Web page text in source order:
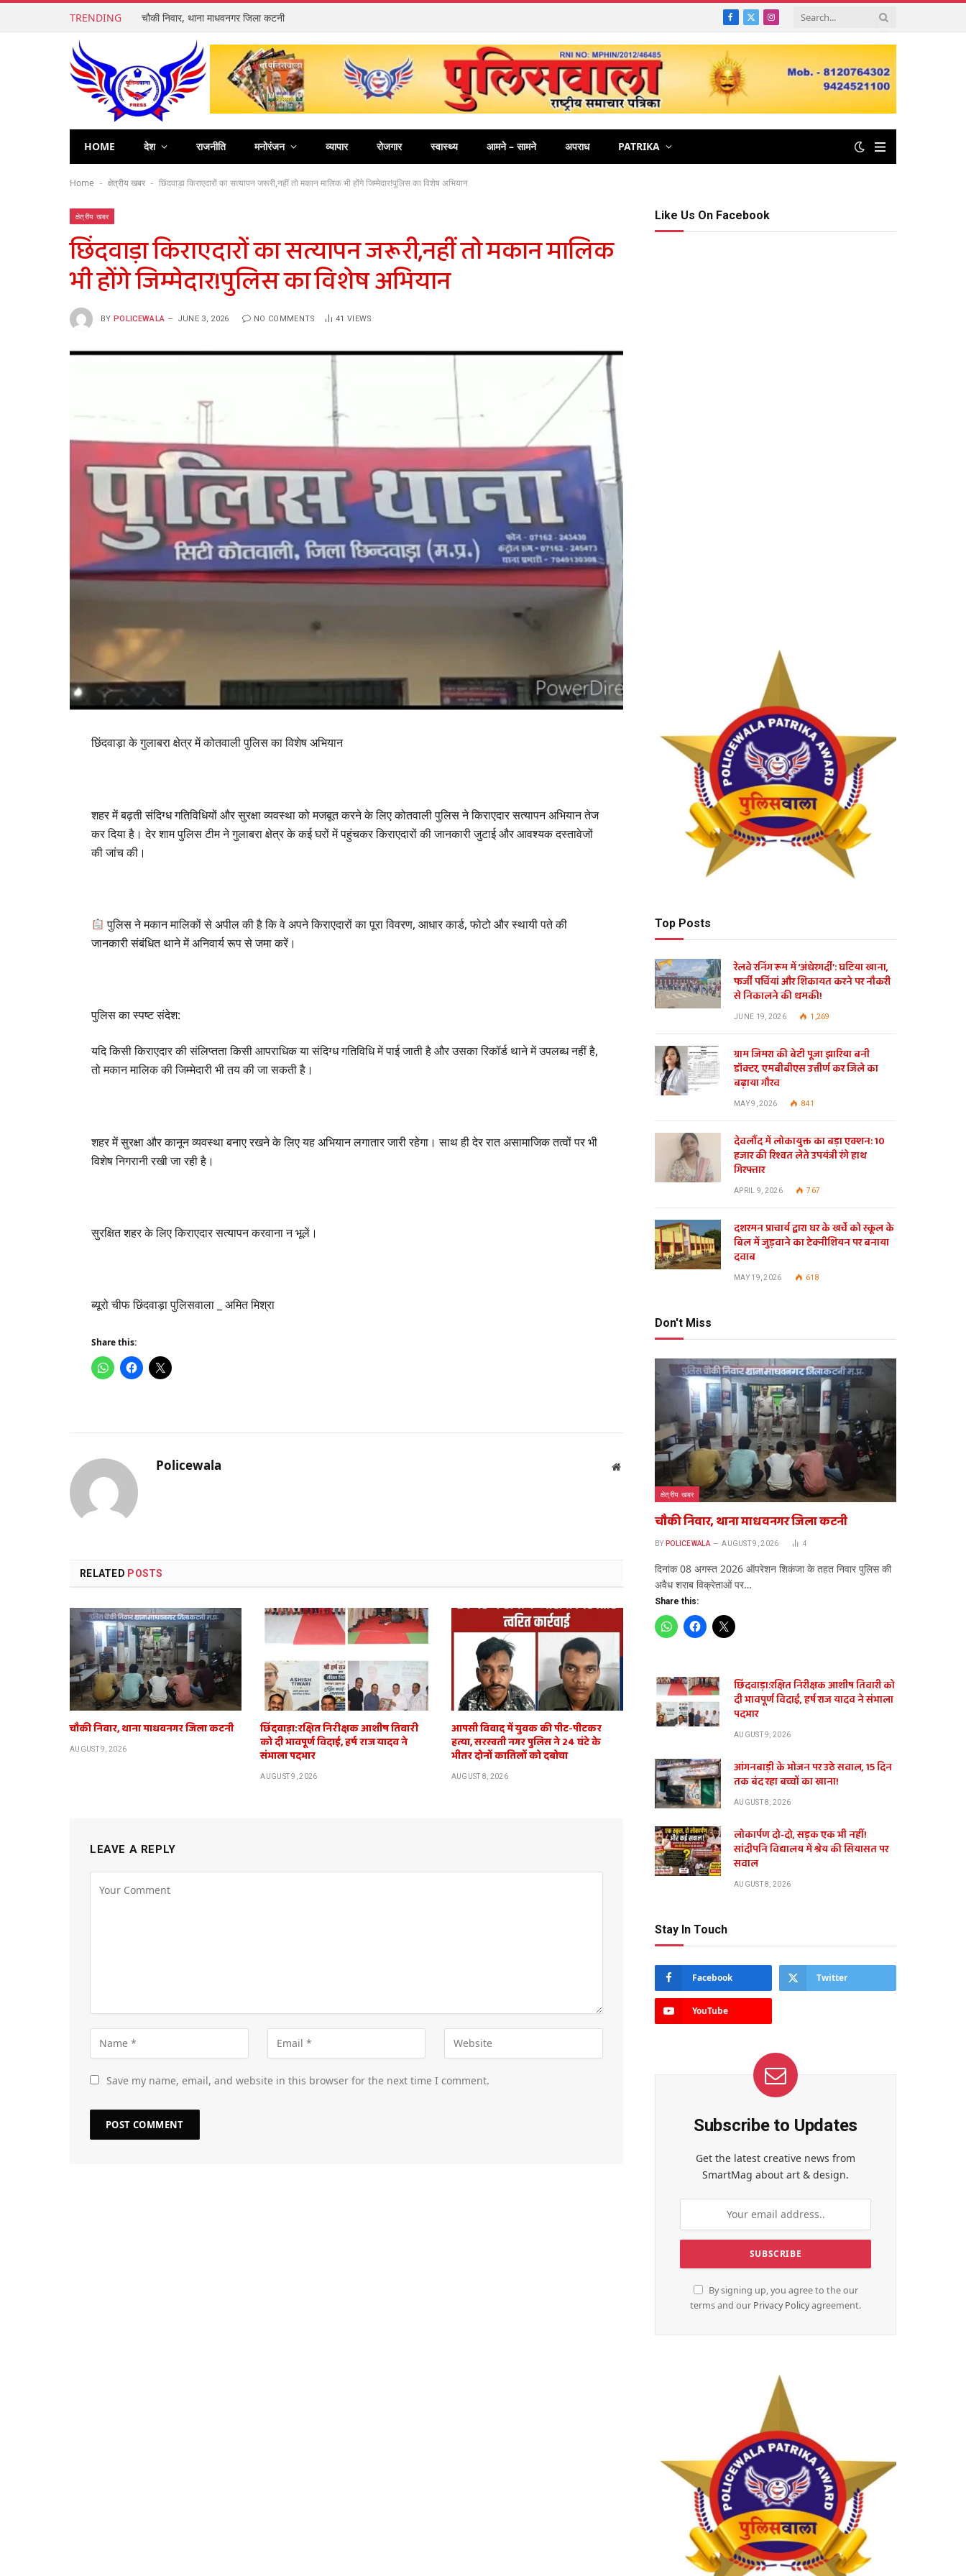
TRENDING चौकी निवार, थाना माधवनगर जिला कटनी Facebook
X
Instagram
HOME देश राजनीति मनोरंजन व्यापार रोजगार स्वास्थ्य आमने – सामने अपराध PATRIKA
Home - क्षेत्रीय खबर - छिंदवाड़ा किराएदारों का सत्यापन जरूरी,नहीं तो मकान मालिक भी होंगे जिम्मेदार!पुलिस का विशेष अभियान
क्षेत्रीय खबर
छिंदवाड़ा किराएदारों का सत्यापन जरूरी,नहीं तो मकान मालिक
भी होंगे जिम्मेदार!पुलिस का विशेष अभियान
BY POLICEWALA JUNE 3, 2026 NO COMMENTS 41 VIEWS
छिंदवाड़ा के गुलाबरा क्षेत्र में कोतवाली पुलिस का विशेष अभियान
शहर में बढ़ती संदिग्ध गतिविधियों और सुरक्षा व्यवस्था को मजबूत करने के लिए कोतवाली पुलिस ने किराएदार सत्यापन अभियान तेज
कर दिया है। देर शाम पुलिस टीम ने गुलाबरा क्षेत्र के कई घरों में पहुंचकर किराएदारों की जानकारी जुटाई और आवश्यक दस्तावेजों
की जांच की।
पुलिस ने मकान मालिकों से अपील की है कि वे अपने किराएदारों का पूरा विवरण, आधार कार्ड, फोटो और स्थायी पते की
जानकारी संबंधित थाने में अनिवार्य रूप से जमा करें।
पुलिस का स्पष्ट संदेश:
यदि किसी किराएदार की संलिप्तता किसी आपराधिक या संदिग्ध गतिविधि में पाई जाती है और उसका रिकॉर्ड थाने में उपलब्ध नहीं है,
तो मकान मालिक की जिम्मेदारी भी तय की जा सकती है।
शहर में सुरक्षा और कानून व्यवस्था बनाए रखने के लिए यह अभियान लगातार जारी रहेगा। साथ ही देर रात असामाजिक तत्वों पर भी
विशेष निगरानी रखी जा रही है।
सुरक्षित शहर के लिए किराएदार सत्यापन करवाना न भूलें।
ब्यूरो चीफ छिंदवाड़ा पुलिसवाला _ अमित मिश्रा
Share this:
Policewala Website
RELATED POSTS
चौकी निवार, थाना माधवनगर जिला कटनी
AUGUST 9, 2026
छिंदवाड़ा:रक्षित निरीक्षक आशीष तिवारी
को दी भावपूर्ण विदाई, हर्ष राज यादव ने
संभाला पदभार
AUGUST 9, 2026
आपसी विवाद में युवक की पीट-पीटकर
हत्या, सरस्वती नगर पुलिस ने 24 घंटे के
भीतर दोनों कातिलों को दबोचा
AUGUST 8, 2026
LEAVE A REPLY
Save my name, email, and website in this browser for the next time I comment.
Like Us On Facebook
Top Posts
रेलवे रनिंग रूम में ‘अंधेरगर्दी’: घटिया खाना,
फर्जी पर्चियां और शिकायत करने पर नौकरी
से निकालने की धमकी!
JUNE 19, 2026 1,269
ग्राम जिमरा की बेटी पूजा झारिया बनी
डॉक्टर, एमबीबीएस उत्तीर्ण कर जिले का
बढ़ाया गौरव
MAY 9, 2026 841
देवलौंद में लोकायुक्त का बड़ा एक्शन: 10
हजार की रिश्वत लेते उपयंत्री रंगे हाथ
गिरफ्तार
APRIL 9, 2026 767
दशरमन प्राचार्य द्वारा घर के खर्चे को स्कूल के
बिल में जुड़वाने का टेक्नीशियन पर बनाया
दवाब
MAY 19, 2026 618
Don't Miss
क्षेत्रीय खबर
चौकी निवार, थाना माधवनगर जिला कटनी
BY POLICEWALA AUGUST 9, 2026 4
दिनांक 08 अगस्त 2026 ऑपरेशन शिकंजा के तहत निवार पुलिस की
अवैध शराब विक्रेताओं पर…
Share this:
छिंदवाड़ा:रक्षित निरीक्षक आशीष तिवारी को
दी भावपूर्ण विदाई, हर्ष राज यादव ने संभाला
पदभार
AUGUST 9, 2026
आंगनबाड़ी के भोजन पर उठे सवाल, 15 दिन
तक बंद रहा बच्चों का खाना!
AUGUST 8, 2026
लोकार्पण दो-दो, सड़क एक भी नहीं!
सांदीपनि विद्यालय में श्रेय की सियासत पर
सवाल
AUGUST 8, 2026
Stay In Touch
Facebook Twitter
YouTube
Subscribe to Updates
Get the latest creative news from
SmartMag about art & design.
By signing up, you agree to the our
terms and our Privacy Policyagreement.